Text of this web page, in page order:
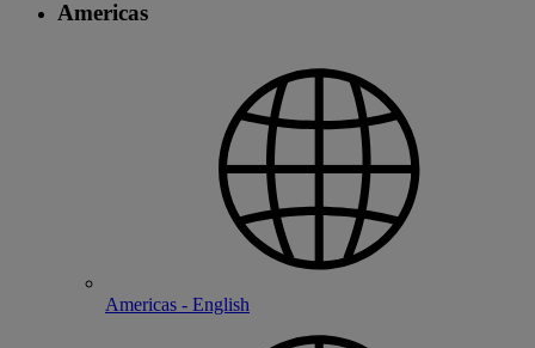
Americas
Americas - English